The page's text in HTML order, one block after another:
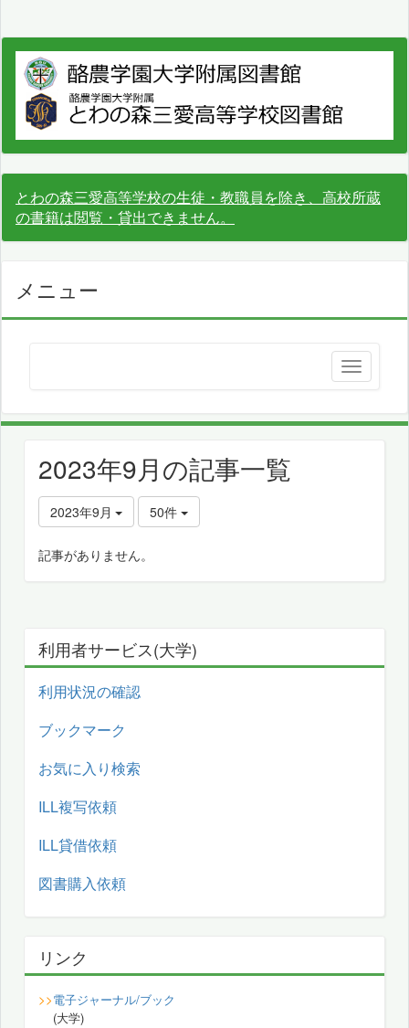
とわの森三愛高等学校の生徒・教職員を除き、高校所蔵
の書籍は閲覧・貸出できません。
メニュー
2023年9月の記事一覧
2023年9月 50件
記事がありません。
利用者サービス(大学)
利用状況の確認
ブックマーク
お気に入り検索
ILL複写依頼
ILL貸借依頼
図書購入依頼
リンク
>>電子ジャーナル/ブック
(大学)